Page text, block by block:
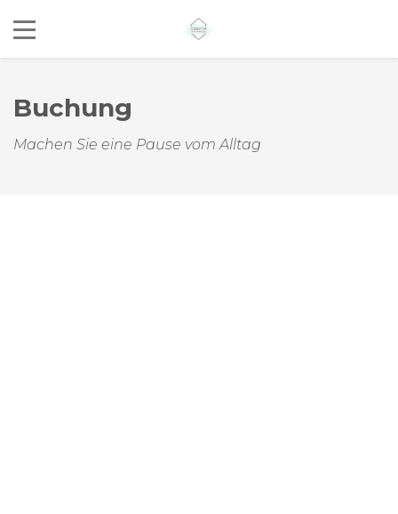
Rezerwacja online
info@odsapkamiedwie.pl
Buchung
Machen Sie eine Pause vom Alltag